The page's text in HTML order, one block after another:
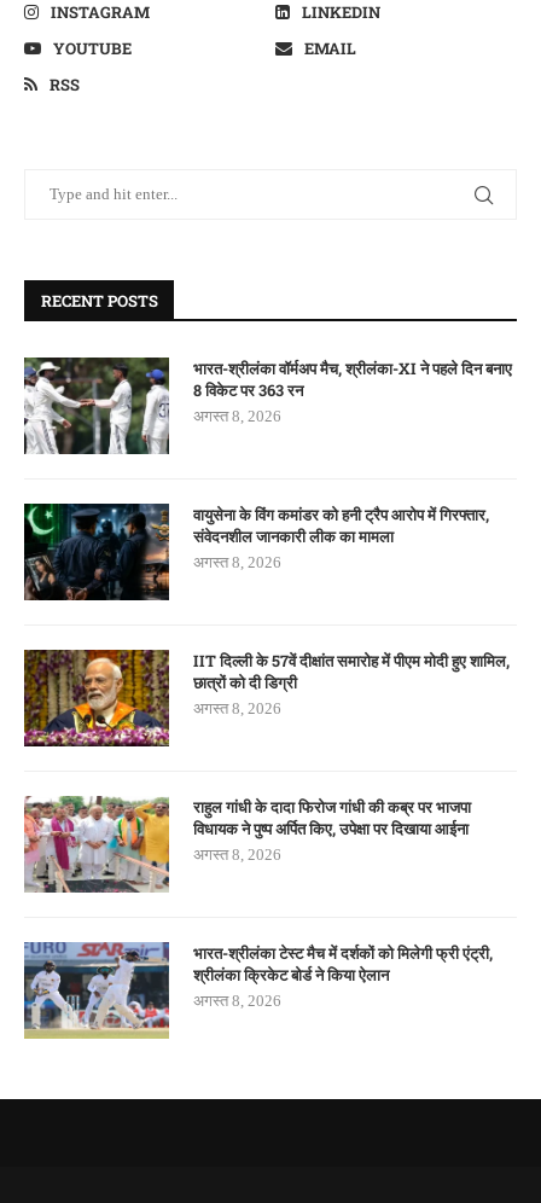
INSTAGRAM
LINKEDIN
YOUTUBE
EMAIL
RSS
RECENT POSTS
भारत-श्रीलंका वॉर्मअप मैच, श्रीलंका-XI ने पहले दिन बनाए
8 विकेट पर 363 रन
अगस्त 8, 2026
वायुसेना के विंग कमांडर को हनी ट्रैप आरोप में गिरफ्तार,
संवेदनशील जानकारी लीक का मामला
अगस्त 8, 2026
IIT दिल्ली के 57वें दीक्षांत समारोह में पीएम मोदी हुए शामिल,
छात्रों को दी डिग्री
अगस्त 8, 2026
राहुल गांधी के दादा फिरोज गांधी की कब्र पर भाजपा
विधायक ने पुष्प अर्पित किए, उपेक्षा पर दिखाया आईना
अगस्त 8, 2026
भारत-श्रीलंका टेस्ट मैच में दर्शकों को मिलेगी फ्री एंट्री,
श्रीलंका क्रिकेट बोर्ड ने किया ऐलान
अगस्त 8, 2026